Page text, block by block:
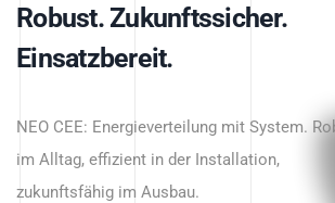
Intelligente
beginnt hier.
Robust. Zukunftssicher.
Einsatzbereit.
NEO CEE: Energieverteilung mit System.
im Alltag, effizient in der Installation,
zukunftsfähig im Ausbau.
Intelligenz trifft Energie.
Anwendungen – robust, IP-geschützt und
zukunftsfähig.